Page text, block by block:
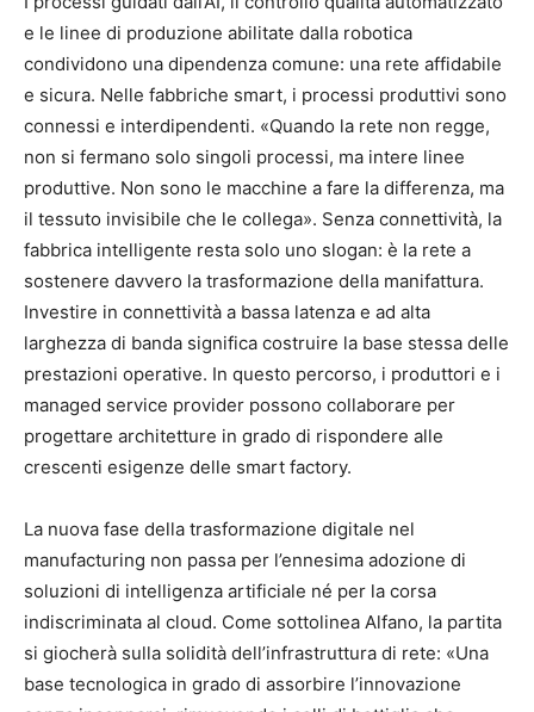
e le linee di produzione abilitate dalla robotica
condividono una dipendenza comune: una rete affidabile
e sicura. Nelle fabbriche smart, i processi produttivi sono
connessi e interdipendenti. «Quando la rete non regge,
non si fermano solo singoli processi, ma intere linee
produttive. Non sono le macchine a fare la differenza, ma
il tessuto invisibile che le collega». Senza connettività, la
fabbrica intelligente resta solo uno slogan: è la rete a
sostenere davvero la trasformazione della manifattura.
Investire in connettività a bassa latenza e ad alta
larghezza di banda significa costruire la base stessa delle
prestazioni operative. In questo percorso, i produttori e i
managed service provider possono collaborare per
progettare architetture in grado di rispondere alle
crescenti esigenze delle smart factory.
La nuova fase della trasformazione digitale nel
manufacturing non passa per l’ennesima adozione di
soluzioni di intelligenza artificiale né per la corsa
indiscriminata al cloud. Come sottolinea Alfano, la partita
si giocherà sulla solidità dell’infrastruttura di rete: «Una
base tecnologica in grado di assorbire l’innovazione